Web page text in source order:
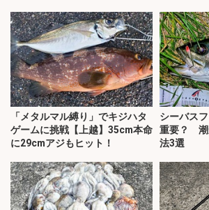
「メタルマル縛り」でキジハタ
ゲームに挑戦【上越】35cm本命
に29cmアジもヒット！
シーバス
重要？ 潮
法3選